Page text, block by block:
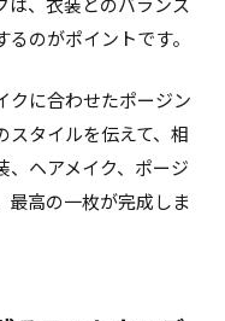
のがポイントです。
クに合わせたポージン
スタイルを伝えて、相
、ヘアメイク、ポージ
最高の一枚が完成しま